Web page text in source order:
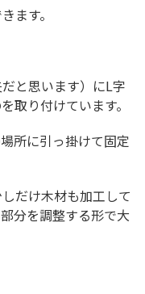
ます。
と思います）にL字
取り付けています。
所に引っ掛けて固定
だけ木材も加工して
分を調整する形で大